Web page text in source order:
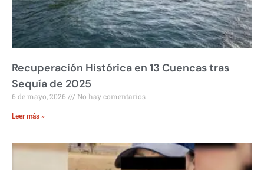
Recuperación Histórica en 13 Cuencas tras
Sequía de 2025
6 de mayo, 2026 No hay comentarios
Leer más »